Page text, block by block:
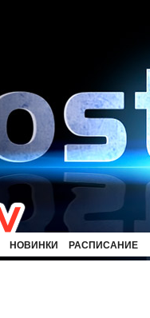
НОВИНКИ РАСПИСАНИЕ